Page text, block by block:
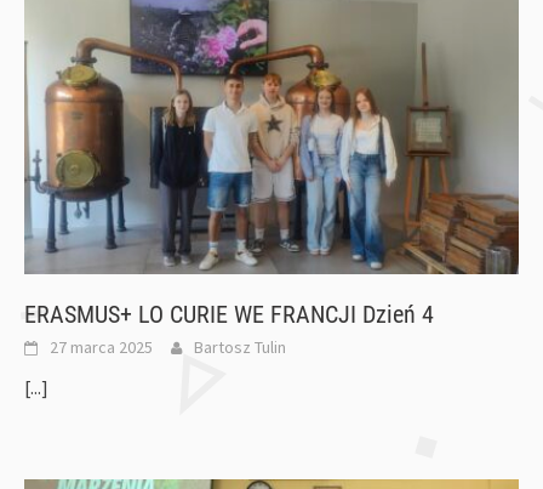
ERASMUS+ LO CURIE WE FRANCJI Dzień 4
27 marca 2025 Bartosz Tulin
[...]